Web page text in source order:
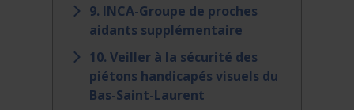
9. INCA-Groupe de proches
aidants supplémentaire
10. Veiller à la sécurité des
piétons handicapés visuels du
Bas-Saint-Laurent